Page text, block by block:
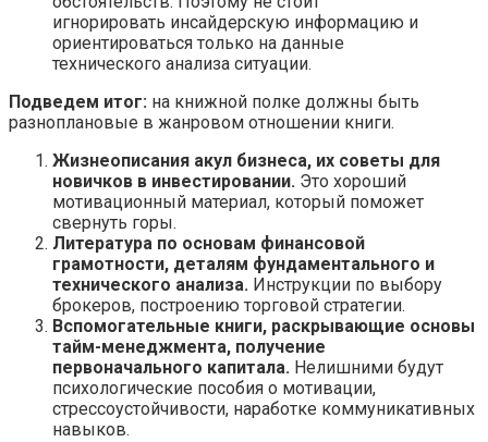
игнорировать инсайдерскую информацию и
ориентироваться только на данные
технического анализа ситуации.
Подведем итог: на книжной полке должны быть
разноплановые в жанровом отношении книги.
Жизнеописания акул бизнеса, их советы для
новичков в инвестировании. Это хороший
мотивационный материал, который поможет
свернуть горы.
Литература по основам финансовой
грамотности, деталям фундаментального и
технического анализа. Инструкции по выбору
брокеров, построению торговой стратегии.
Вспомогательные книги, раскрывающие основы
тайм-менеджмента, получение
первоначального капитала. Нелишними будут
психологические пособия о мотивации,
стрессоустойчивости, наработке коммуникативных
навыков.